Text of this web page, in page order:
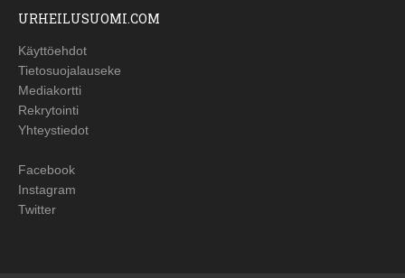
URHEILUSUOMI.COM
Käyttöehdot
Tietosuojalauseke
Mediakortti
Rekrytointi
Yhteystiedot
Facebook
Instagram
Twitter